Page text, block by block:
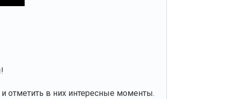
отметить в них интересные моменты.